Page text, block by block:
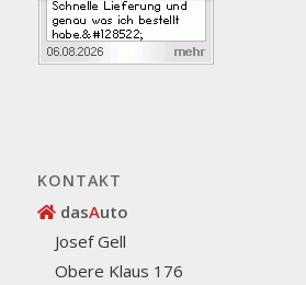
KONTAKT
dasAuto
Josef Gell
Obere Klaus 176